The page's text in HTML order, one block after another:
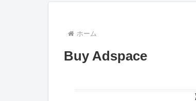
ホーム
Buy Adspace